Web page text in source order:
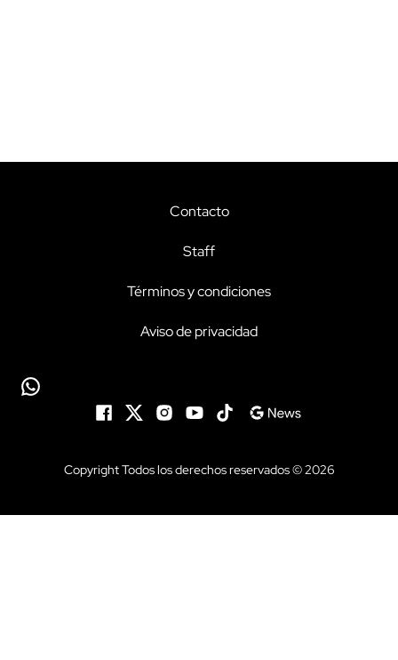
Contacto
Staff
Términos y condiciones
Aviso de privacidad
Copyright Todos los derechos reservados © 2026